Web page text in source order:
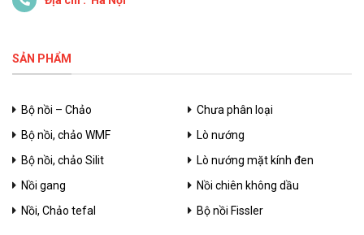
SẢN PHẨM
Bộ nồi – Chảo
Bộ nồi, chảo WMF
Bộ nồi, chảo Silit
Nồi gang
Nồi, Chảo tefal
Chưa phân loại
Lò nướng
Lò nướng mặt kính đen
Nồi chiên không dầu
Bộ nồi Fissler